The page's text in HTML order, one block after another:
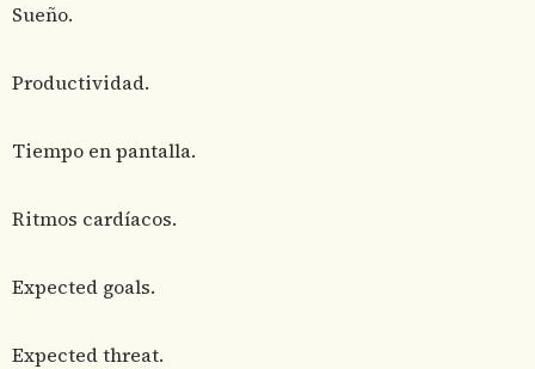
Sueño.
Productividad.
Tiempo en pantalla.
Ritmos cardíacos.
Expected goals.
Expected threat.